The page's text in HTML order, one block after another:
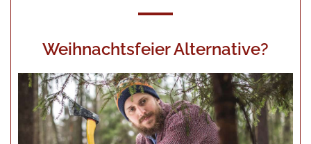
Weihnachtsfeier Alternative?